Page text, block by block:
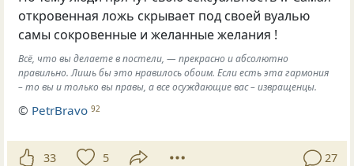
откровенная ложь скрывает под своей вуалью
самы сокровенные и желанные желания !
Всё, что вы делаете в постели, — прекрасно и абсолютно
правильно. Лишь бы это нравилось обоим. Если есть эта гармония
– то вы и только вы правы, а все осуждающие вас – извращенцы.
© PetrBravo 92
33 5 27